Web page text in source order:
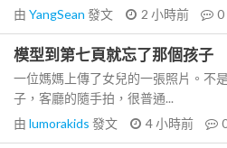
由 YangSean 發文 2 小時前 0
模型到第七頁就忘了那個孩子
一位媽媽上傳了女兒的一張照片。不
子，客廳的隨手拍，很普通...
由 lumorakids 發文 4 小時前